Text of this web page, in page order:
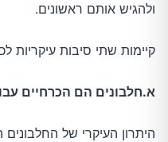
ולהגיש אותם ראשונים.
קיימות שתי סיבות עיקריות
א.חלבונים הם הכרחיים
היתרון העיקרי של